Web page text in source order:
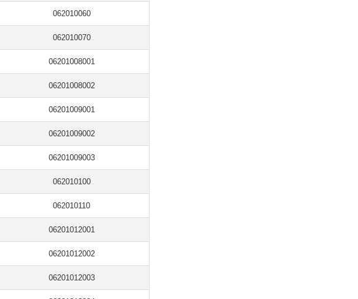
062010060
062010070
06201008001
06201008002
06201009001
06201009002
06201009003
062010100
062010110
06201012001
06201012002
06201012003